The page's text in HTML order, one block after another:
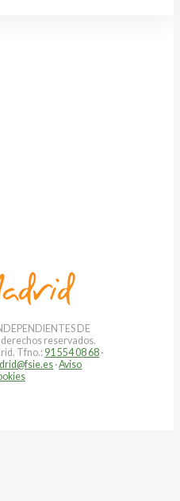
DE
derechos reservados.
Tfno.: 91 554 08 68 ·
·Aviso